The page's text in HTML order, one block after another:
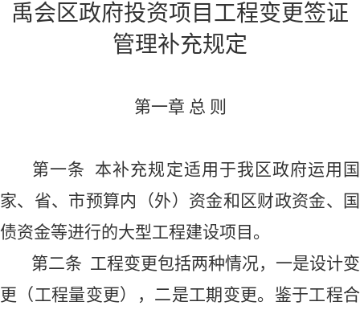
禹会区政府投资项目工程变更签证
管理补充规定
第一章 总 则
第一条
本补充规定适用于我区政府运用国
家、省、市预算内（外）资金和区财政资金、国
债资金等进行的大型工程建设项目。
第二条 工程变更包括两种情况，一是设计变
更（工程量变更），二是工期变更。鉴于工程合